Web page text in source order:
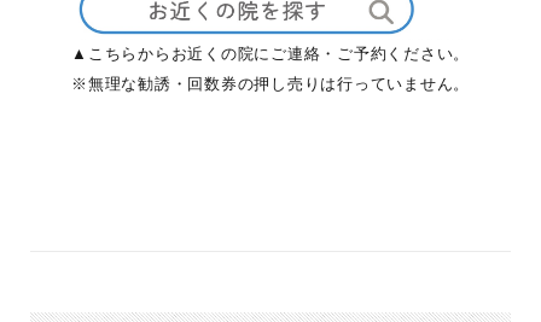
▲こちらからお近くの院にご連絡・ご予約ください。
※無理な勧誘・回数券の押し売りは行っていません。